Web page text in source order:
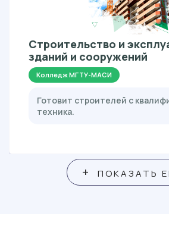
Строительство и
зданий и сооружений
Колледж МГТУ-МАСИ
Готовит строителей с
техника.
+ ПОКАЗАТЬ